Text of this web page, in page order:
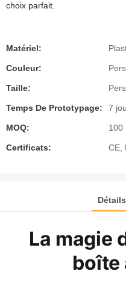
choix parfait.
Matériel:
Couleur:
Taille:
Temps De Prototypage: 7
MOQ: 100
Certificats: CE,
La magie
boîte